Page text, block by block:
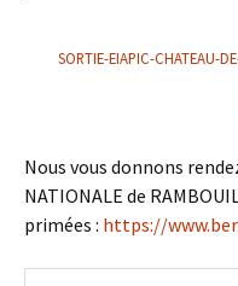
SORTIE-EIAPIC-CHATEAU-
Nous vous donnons
NATIONALE de
primées : https://